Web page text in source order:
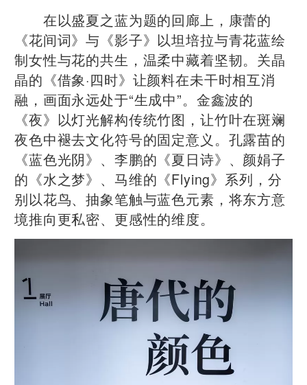
在以盛夏之蓝为题的回廊上，康蕾的
《花间词》与《影子》以坦培拉与青花蓝绘
制女性与花的共生，温柔中藏着坚韧。关晶
晶的《借象·四时》让颜料在未干时相互消
融，画面永远处于“生成中”。金鑫波的
《夜》以灯光解构传统竹图，让竹叶在斑斓
夜色中褪去文化符号的固定意义。孔露苗的
《蓝色光阴》、李鹏的《夏日诗》、颜娟子
的《水之梦》、马维的《Flying》系列，分
别以花鸟、抽象笔触与蓝色元素，将东方意
境推向更私密、更感性的维度。